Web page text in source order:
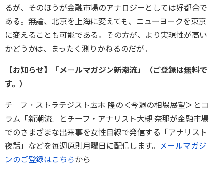
るが、そのほうが金融市場のアナロジーとしては好都合で
ある。無論、北京を上海に変えても、ニューヨークを東京
に変えることも可能である。その方が、より実現性が高い
かどうかは、まったく測りかねるのだが。
【お知らせ】「メールマガジン新潮流」（ご登録は無料で
す。）
チーフ・ストラテジスト広木 隆の＜今週の相場展望＞とコ
ラム「新潮流」とチーフ・アナリスト大槻 奈那が金融市場
でのさまざまな出来事を女性目線で発信する「アナリスト
夜話」などを毎週原則月曜日に配信します。 メールマガジ
ンのご登録はこちらから